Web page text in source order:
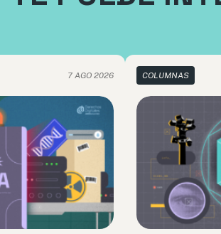
7 AGO 2026 COLUMNAS